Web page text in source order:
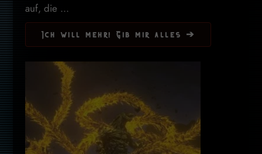
auf, die ...
Ich will mehr! Gib mir alles ➔